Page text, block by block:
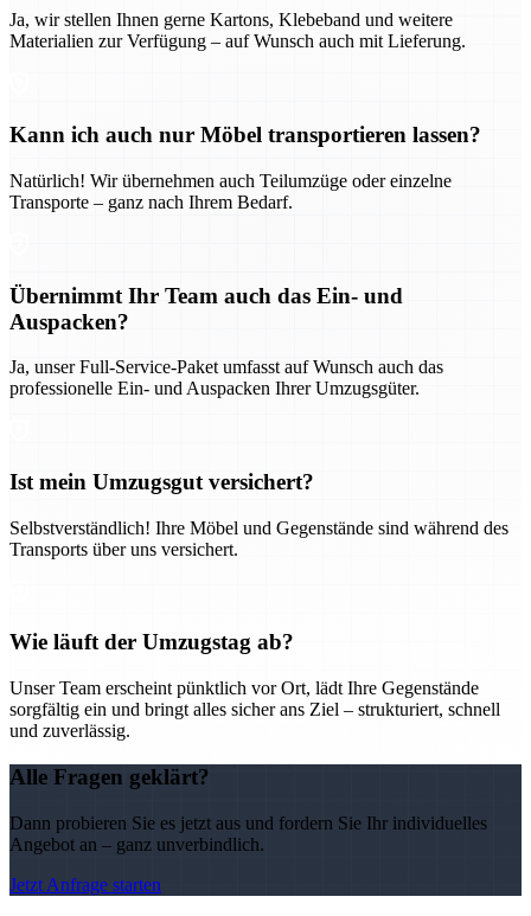
Ja, wir stellen Ihnen gerne Kartons, Klebeband und weitere
Materialien zur Verfügung – auf Wunsch auch mit Lieferung.
Kann ich auch nur Möbel transportieren lassen?
Natürlich! Wir übernehmen auch Teilumzüge oder einzelne
Transporte – ganz nach Ihrem Bedarf.
Übernimmt Ihr Team auch das Ein- und
Auspacken?
Ja, unser Full-Service-Paket umfasst auf Wunsch auch das
professionelle Ein- und Auspacken Ihrer Umzugsgüter.
Ist mein Umzugsgut versichert?
Selbstverständlich! Ihre Möbel und Gegenstände sind während des
Transports über uns versichert.
Wie läuft der Umzugstag ab?
Unser Team erscheint pünktlich vor Ort, lädt Ihre Gegenstände
sorgfältig ein und bringt alles sicher ans Ziel – strukturiert, schnell
und zuverlässig.
Alle Fragen geklärt?
Dann probieren Sie es jetzt aus und fordern Sie Ihr individuelles
Angebot an – ganz unverbindlich.
Jetzt Anfrage starten